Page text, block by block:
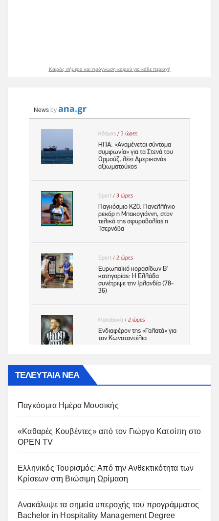
Καιρός σήμερα και πρόγνωση καιρού για κάθε περιοχή
ΤΕΛΕΥΤΑΙΑ ΝΕΑ
Παγκόσμια Ημέρα Μουσικής
«Καθαρές Κουβέντες» από τον Γιώργο Κατσίπη στο
OPEN TV
Ελληνικός Τουρισμός: Από την Ανθεκτικότητα των
Κρίσεων στη Βιώσιμη Ωρίμαση
Ανακάλυψε τα σημεία υπεροχής του προγράμματος
Bachelor in Hospitality Management Degree